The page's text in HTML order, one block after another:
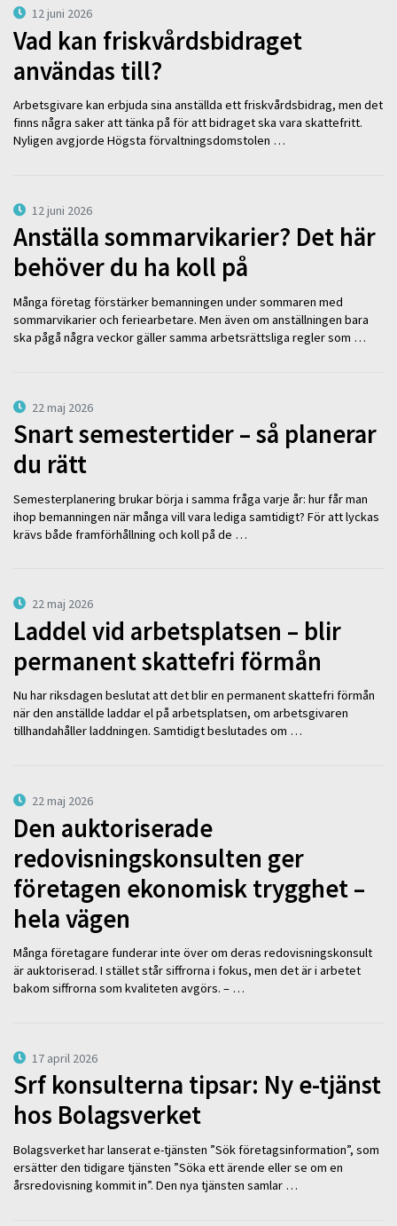
12 juni 2026
Vad kan friskvårdsbidraget
användas till?
Arbetsgivare kan erbjuda sina anställda ett friskvårdsbidrag, men det
finns några saker att tänka på för att bidraget ska vara skattefritt.
Nyligen avgjorde Högsta förvaltningsdomstolen …
12 juni 2026
Anställa sommarvikarier? Det här
behöver du ha koll på
Många företag förstärker bemanningen under sommaren med
sommarvikarier och feriearbetare. Men även om anställningen bara
ska pågå några veckor gäller samma arbetsrättsliga regler som …
22 maj 2026
Snart semestertider – så planerar
du rätt
Semesterplanering brukar börja i samma fråga varje år: hur får man
ihop bemanningen när många vill vara lediga samtidigt? För att lyckas
krävs både framförhållning och koll på de …
22 maj 2026
Laddel vid arbetsplatsen – blir
permanent skattefri förmån
Nu har riksdagen beslutat att det blir en permanent skattefri förmån
när den anställde laddar el på arbetsplatsen, om arbetsgivaren
tillhandahåller laddningen. Samtidigt beslutades om …
22 maj 2026
Den auktoriserade
redovisningskonsulten ger
företagen ekonomisk trygghet –
hela vägen
Många företagare funderar inte över om deras redovisningskonsult
är auktoriserad. I stället står siffrorna i fokus, men det är i arbetet
bakom siffrorna som kvaliteten avgörs. – …
17 april 2026
Srf konsulterna tipsar: Ny e-tjänst
hos Bolagsverket
Bolagsverket har lanserat e-tjänsten ”Sök företagsinformation”, som
ersätter den tidigare tjänsten ”Söka ett ärende eller se om en
årsredovisning kommit in”. Den nya tjänsten samlar …